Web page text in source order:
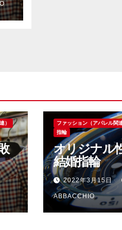
） ファッション（アパレル関連
指輪
オリジナル
結婚指輪
2022年3月15日
ABBACCHIO